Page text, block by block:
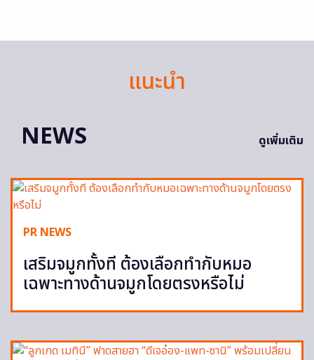
แนะนำ
NEWS
ดูเพิ่มเติม
PR NEWS
เสริมจมูกทั้งที ต้องเลือกทำกับหมอ
เฉพาะทางด้านจมูกโดยตรงหรือไม่